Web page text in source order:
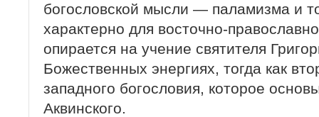
богословской мысли — паламизма и
характерно для восточно-
опирается на учение святителя
Божественных энергиях, тогда как
западного богословия, которое
Аквинского.